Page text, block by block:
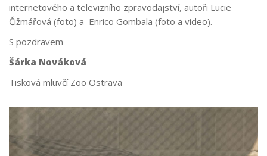
internetového a televizního zpravodajství, autoři Lucie
Čižmářová (foto) a Enrico Gombala (foto a video).
S pozdravem
Šárka Nováková
Tisková mluvčí Zoo Ostrava